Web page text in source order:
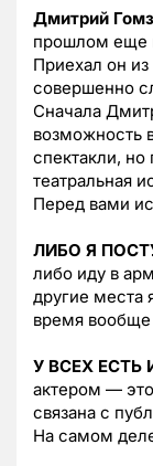
Дмитрий
прошлом еще
Приехал он
совершенно
Сначала
возможность
спектакли, но
театральная
Перед вами
ЛИБО Я
либо иду в
другие места
время
У ВСЕХ
актером —
связана с
На самом